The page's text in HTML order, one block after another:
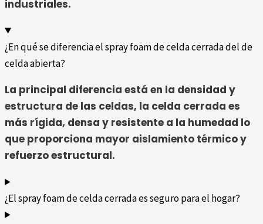
industriales.
¿En qué se diferencia el spray foam de celda cerrada del de
celda abierta?
La principal diferencia está en la densidad y
estructura de las celdas, la celda cerrada es
más rígida, densa y resistente a la humedad lo
que proporciona mayor aislamiento térmicoy
refuerzoestructural.
¿El spray foam de celda cerrada es seguro para el hogar?